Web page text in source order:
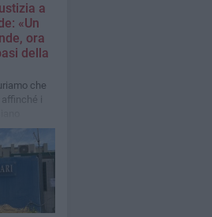
a
«Un
ora
della
che
i
certi e